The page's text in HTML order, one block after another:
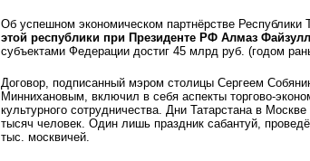
Об успешном экономическом партнёрстве Республики
этой республики при Президенте РФ Алмаз
субъектами Федерации достиг 45 млрд руб. (годом
Договор, подписанный мэром столицы Сергеем
Миннихановым, включил в себя аспекты торгово-
культурного сотрудничества. Дни Татарстана в
тысяч человек. Один лишь праздник сабантуй,
тыс. москвичей.